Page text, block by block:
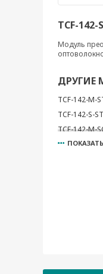
TCF-142-
Модуль
TCF-142-M-
TCF-142-S-
TCF-142-M-